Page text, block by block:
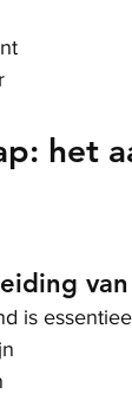
het
is